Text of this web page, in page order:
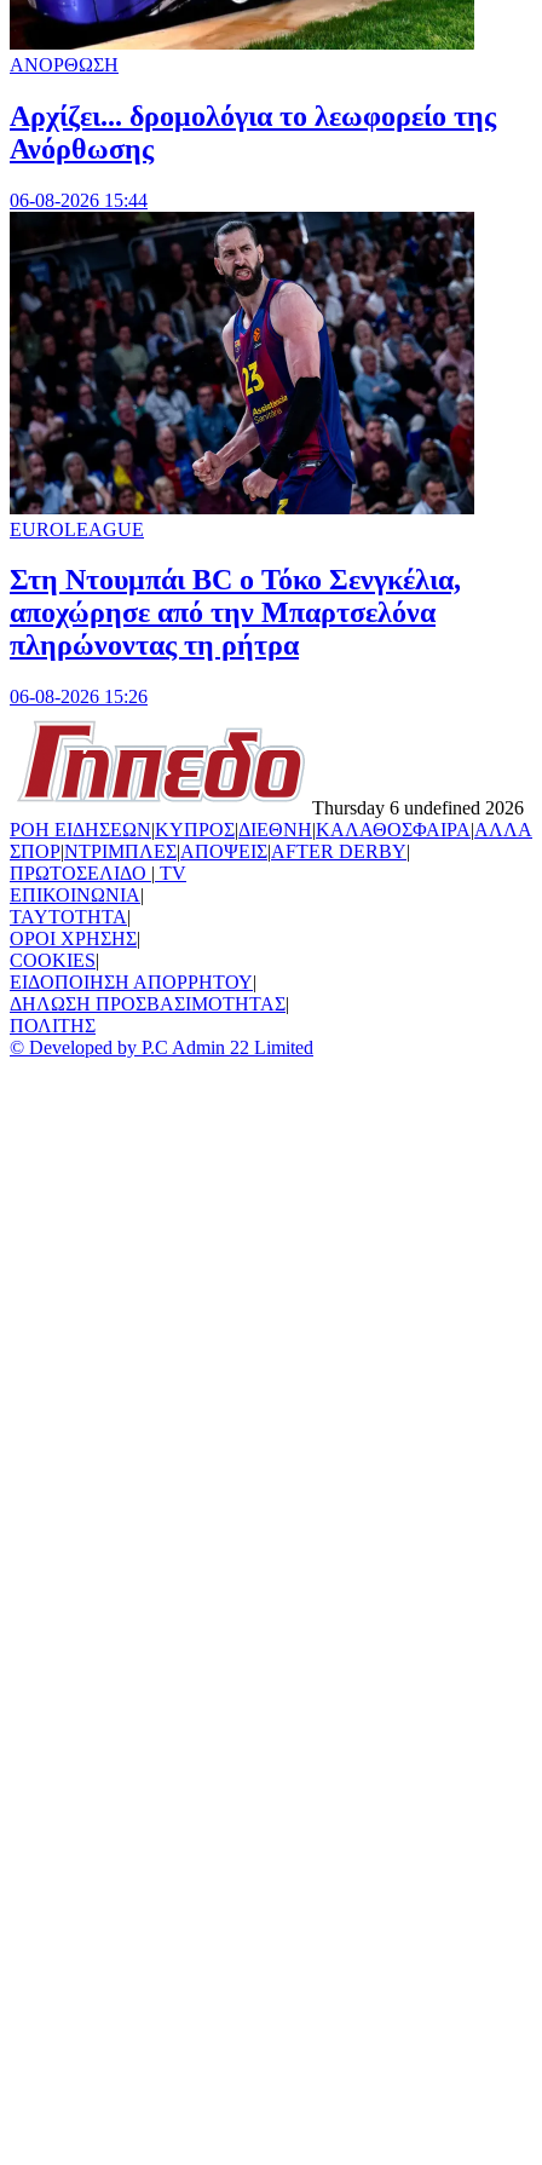
ΑΝΟΡΘΩΣΗ
Αρχίζει... δρομολόγια το λεωφορείο της
Ανόρθωσης
06-08-2026 15:44
EUROLEAGUE
Στη Nτουμπάι BC ο Τόκο Σενγκέλια,
αποχώρησε από την Μπαρτσελόνα
πληρώνοντας τη ρήτρα
06-08-2026 15:26
Thursday 6 undefined 2026
ΡΟΗ ΕΙΔΗΣΕΩΝ|ΚΥΠΡΟΣ|ΔΙΕΘΝΗ|ΚΑΛΑΘΟΣΦΑΙΡΑ|ΑΛΛΑ
ΣΠΟΡ|ΝΤΡΙΜΠΛΕΣ|ΑΠΟΨΕΙΣ|AFTER DERBY|
ΠΡΩΤΟΣΕΛΙΔΟ | TV
ΕΠΙΚΟΙΝΩΝΙΑ|
TAYTOTHTA|
ΟΡΟΙ ΧΡΗΣΗΣ|
COOKIES|
ΕΙΔΟΠΟΙΗΣΗ ΑΠΟΡΡΗΤΟΥ|
ΔΗΛΩΣΗ ΠΡΟΣΒΑΣΙΜΟΤΗΤΑΣ|
ΠΟΛΙΤΗΣ
© Developed by P.C Admin 22 Limited